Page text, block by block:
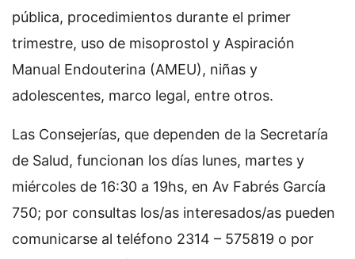
pública, procedimientos durante el primer
trimestre, uso de misoprostol y Aspiración
Manual Endouterina (AMEU), niñas y
adolescentes, marco legal, entre otros.
Las Consejerías, que dependen de la Secretaría
de Salud, funcionan los días lunes, martes y
miércoles de 16:30 a 19hs, en Av Fabrés García
750; por consultas los/as interesados/as pueden
comunicarse al teléfono 2314 – 575819 o por